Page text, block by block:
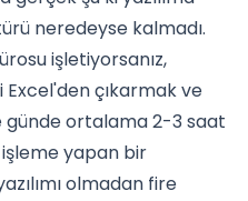
neredeyse kalmadı.
işletiyorsanız,
çıkarmak ve
ortalama 2-3 saat
yapan bir
olmadan fire